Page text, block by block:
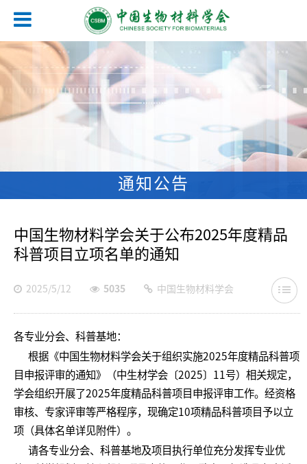
通知公告
中国生物材料学会关于公布2025年度精品
科普项目立项名单的通知
2025/5/12 5035 中国生物材料学会
各专业分会、科普基地：
根据《中国生物材料学会关于组织实施2025年度精品科普项
目申报评审的通知》（中生材学会〔2025〕11号）相关规定，
学会组织开展了2025年度精品科普项目申报评审工作。经资格
审核、专家评审等严格程序，现确定10项精品科普项目予以立
项（具体名单详见附件）。
请各专业分会、科普基地及项目执行单位充分发挥专业优